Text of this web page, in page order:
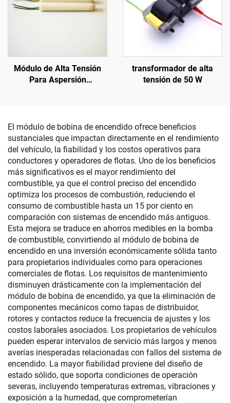
Módulo de Alta Tensión
Para Aspersión
transformador de alta
tensión de 50 W
El módulo de bobina de encendido ofrece beneficios
sustanciales que impactan directamente en el rendimiento
del vehículo, la fiabilidad y los costos operativos para
conductores y operadores de flotas. Uno de los beneficios
más significativos es el mayor rendimiento del
combustible, ya que el control preciso del encendido
optimiza los procesos de combustión, reduciendo el
consumo de combustible hasta un 15 por ciento en
comparación con sistemas de encendido más antiguos.
Esta mejora se traduce en ahorros medibles en la bomba
de combustible, convirtiendo al módulo de bobina de
encendido en una inversión económicamente sólida tanto
para propietarios individuales como para operaciones
comerciales de flotas. Los requisitos de mantenimiento
disminuyen drásticamente con la implementación del
módulo de bobina de encendido, ya que la eliminación de
componentes mecánicos como tapas de distribuidor,
rotores y contactos reduce la frecuencia de ajustes y los
costos laborales asociados. Los propietarios de vehículos
pueden esperar intervalos de servicio más largos y menos
averías inesperadas relacionadas con fallos del sistema de
encendido. La mayor fiabilidad proviene del diseño de
estado sólido, que soporta condiciones de operación
severas, incluyendo temperaturas extremas, vibraciones y
exposición a la humedad, que comprometerían